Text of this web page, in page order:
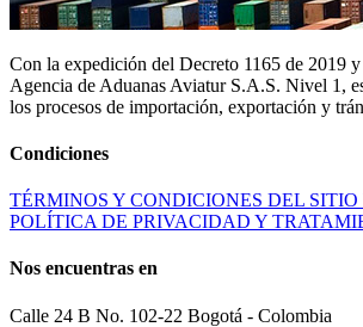
Con la expedición del Decreto 1165 de 2019
Agencia de Aduanas Aviatur S.A.S. Nivel 1,
los procesos de importación, exportación y
Condiciones
TÉRMINOS Y CONDICIONES DEL SITIO
POLÍTICA DE PRIVACIDAD Y
Nos encuentras en
Calle 24 B No. 102-22 Bogotá - Colombia